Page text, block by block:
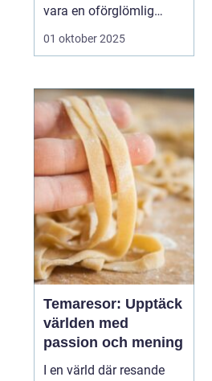
vara en oförglömlig
upplevelse för hela
modern teknik o...
01 oktober 2025
Temaresor: Upptäck
världen med
passion och mening
I en värld där resande